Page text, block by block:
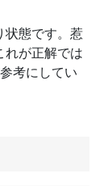
状態です。惹
れが正解では
考にしてい